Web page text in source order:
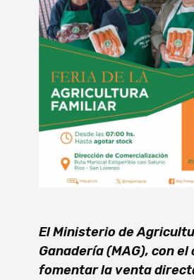
El Ministerio de
Ganadería (MAG), con
fomentar la venta